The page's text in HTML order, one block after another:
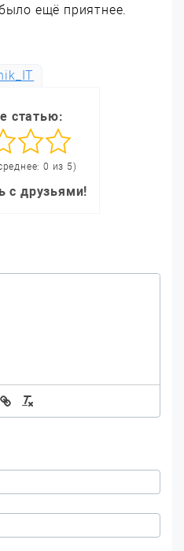
ещё приятнее.
статью:
0 из 5)
с друзьями!